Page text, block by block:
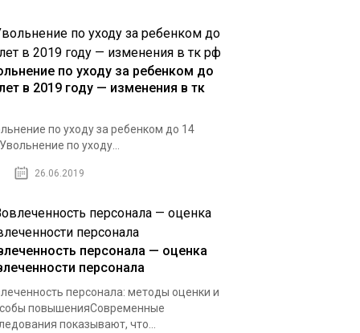
по уходу за ребенком до
в 2019 году — изменения в тк
по уходу за ребенком до 14
по уходу...
26.06.2019
персонала — оценка
персонала
персонала: методы оценки и
повышенияСовременные
показывают, что...